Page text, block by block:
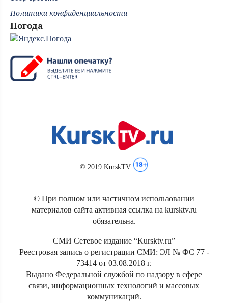
Политика конфиденциальности
Погода
© 2019 KurskTV
© При полном или частичном использовании
материалов сайта активная ссылка на kursktv.ru
обязательна.
СМИ Сетевое издание “Kursktv.ru”
Реестровая запись о регистрации СМИ: ЭЛ № ФС 77 -
73414 от 03.08.2018 г.
Выдано Федеральной службой по надзору в сфере
связи, информационных технологий и массовых
коммуникаций.